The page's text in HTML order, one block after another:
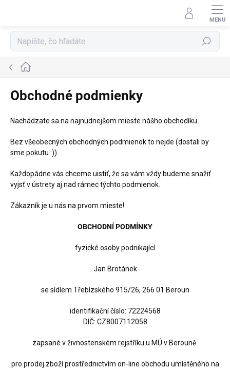
Hľadať
Domov
Obchodné podmienky
Nachádzate sa na najnudnejšom mieste nášho obchodíku.
Bez všeobecných obchodných podmienok to nejde (dostali by
sme pokutu :)).
Každopádne vás chceme uistiť, že sa vám vždy budeme snažiť
vyjsť v ústrety aj nad rámec týchto podmienok.
Zákazník je u nás na prvom mieste!
OBCHODNÍ PODMÍNKY
fyzické osoby podnikající
Jan Brotánek
se sídlem Třebízského 915/26, 266 01 Beroun
identifikační číslo: 72224568
DIČ: CZ8007112058
zapsané v živnostenském rejstříku u MÚ v Berouně
pro prodej zboží prostřednictvím on-line obchodu umístěného na